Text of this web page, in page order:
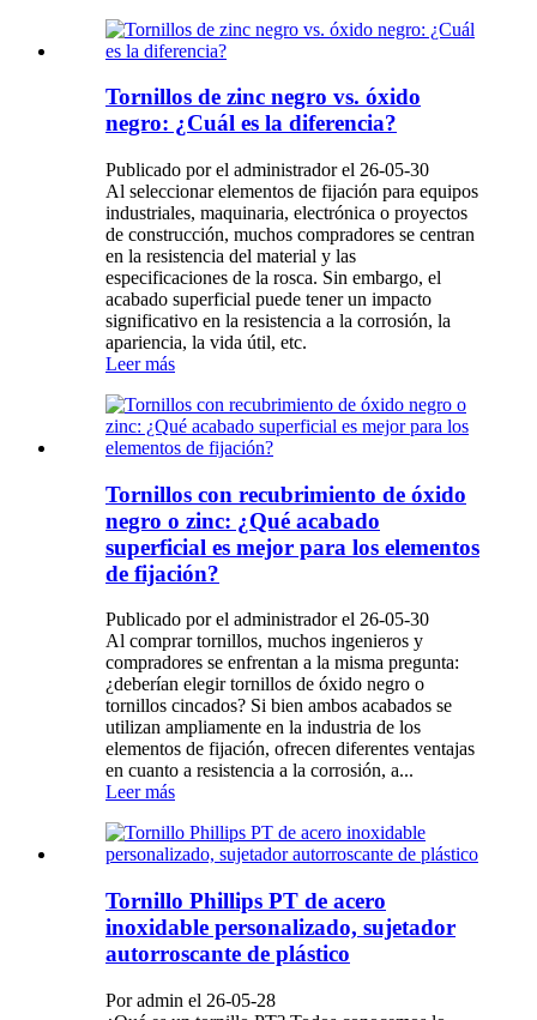
Tornillos de zinc negro vs. óxido
negro: ¿Cuál es la diferencia?
Publicado por el administrador el 26-05-30
Al seleccionar elementos de fijación para equipos
industriales, maquinaria, electrónica o proyectos
de construcción, muchos compradores se centran
en la resistencia del material y las
especificaciones de la rosca. Sin embargo, el
acabado superficial puede tener un impacto
significativo en la resistencia a la corrosión, la
apariencia, la vida útil, etc.
Leer más
Tornillos con recubrimiento de óxido
negro o zinc: ¿Qué acabado
superficial es mejor para los elementos
de fijación?
Publicado por el administrador el 26-05-30
Al comprar tornillos, muchos ingenieros y
compradores se enfrentan a la misma pregunta:
¿deberían elegir tornillos de óxido negro o
tornillos cincados? Si bien ambos acabados se
utilizan ampliamente en la industria de los
elementos de fijación, ofrecen diferentes ventajas
en cuanto a resistencia a la corrosión, a...
Leer más
Tornillo Phillips PT de acero
inoxidable personalizado, sujetador
autorroscante de plástico
Por admin el 26-05-28